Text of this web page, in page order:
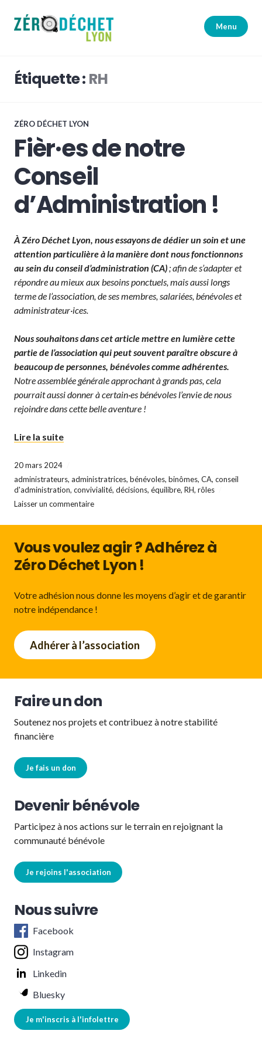
contenu
Menu
Étiquette : RH
ZÉRO DÉCHET LYON
Fièr·es de notre
Conseil
d’Administration !
À Zéro Déchet Lyon, nous essayons de dédier un soin et une
attention particulière à la manière dontnousfonctionnons
au sein du conseil d’administration (CA); afin de s’adapter et
répondre au mieux aux besoins ponctuels, mais aussi longs
terme de l’association, de ses membres, salariées, bénévoles et
administrateur·ices.
Nous souhaitons dans cet article mettre en lumière cette
partie de l’association qui peut souvent paraître obscure à
beaucoup de personnes, bénévoles comme adhérentes.
Notre assemblée générale approchant à grands pas, cela
pourraitaussidonner à certain·es bénévoles l’envie de nous
rejoindre dans cette belle aventure !
Lire la suite« Fièr·es de notre Conseil d’Administration ! »
20 mars 2024
administrateurs, administratrices, bénévoles, binômes, CA, conseil
d'administration, convivialité, décisions, équilibre, RH, rôles
Laisser un commentaire
Vous voulez agir ? Adhérez à
Zéro Déchet Lyon !
Votre adhésion nous donne les moyens d’agir et de garantir
notre indépendance !
Adhérer à l’association
Faire un don
Soutenez nos projets et contribuez à notre stabilité
financière
Je fais un don
Devenir bénévole
Participez à nos actions sur le terrain en rejoignant la
communauté bénévole
Je rejoins l'association
Nous suivre
Facebook
Instagram
Linkedin
Bluesky
Je m'inscris à l'infolettre